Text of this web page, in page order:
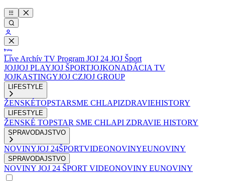
Live Archív TV Program JOJ 24 JOJ Šport
JOJJOJ PLAYJOJ ŠPORTJOJKONADÁCIA TV
JOJKASTINGYJOJ CZJOJ GROUP
LIFESTYLE
ŽENSKÉTOPSTARSME CHLAPIZDRAVIEHISTORY
LIFESTYLE
ŽENSKÉ TOPSTAR SME CHLAPI ZDRAVIE HISTORY
SPRAVODAJSTVO
NOVINYJOJ 24ŠPORTVIDEONOVINYEUNOVINY
SPRAVODAJSTVO
NOVINY JOJ 24 ŠPORT VIDEONOVINY EUNOVINY